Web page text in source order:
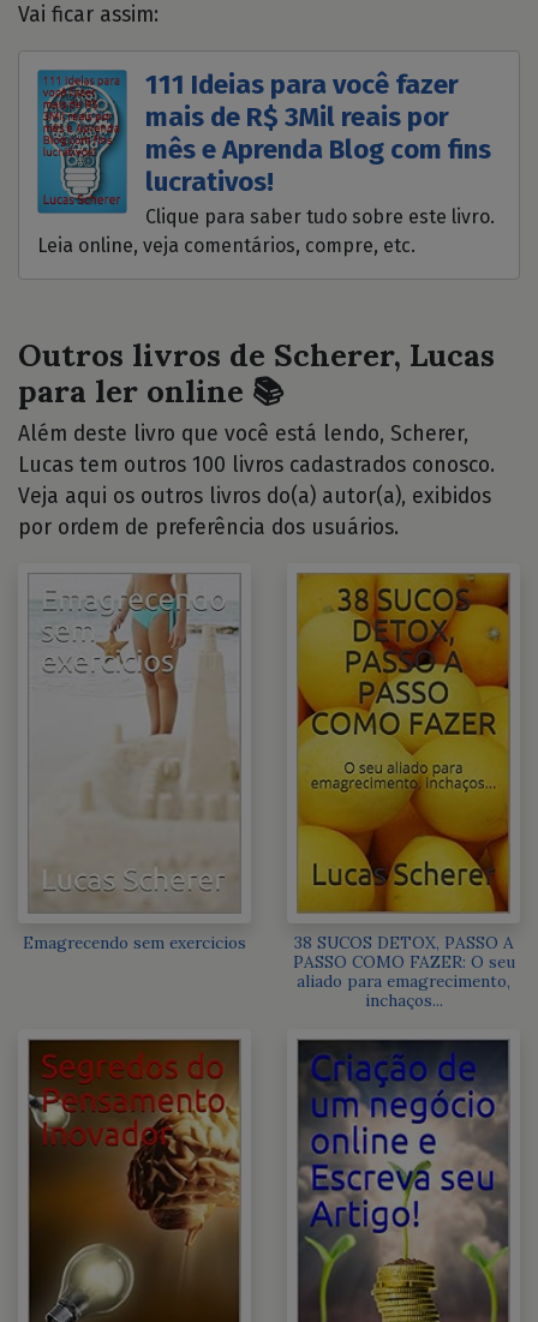
Vai ficar assim:
111 Ideias para você fazer
mais de R$ 3Mil reais por
mês e Aprenda Blog com fins
lucrativos!
Clique para saber tudo sobre este livro.
Leia online, veja comentários, compre, etc.
Outros livros de Scherer, Lucas
para ler online 📚
Além deste livro que você está lendo, Scherer,
Lucas tem outros 100 livros cadastrados conosco.
Veja aqui os outros livros do(a) autor(a), exibidos
por ordem de preferência dos usuários.
Emagrecendo sem exercicios
38 SUCOS DETOX, PASSO A
PASSO COMO FAZER: O seu
aliado para emagrecimento,
inchaços...